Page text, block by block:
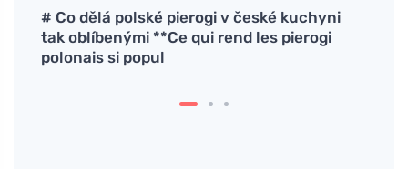
# Co dělá polské pierogi v české kuchyni
tak oblíbenými **Ce qui rend les pierogi
polonais si popul